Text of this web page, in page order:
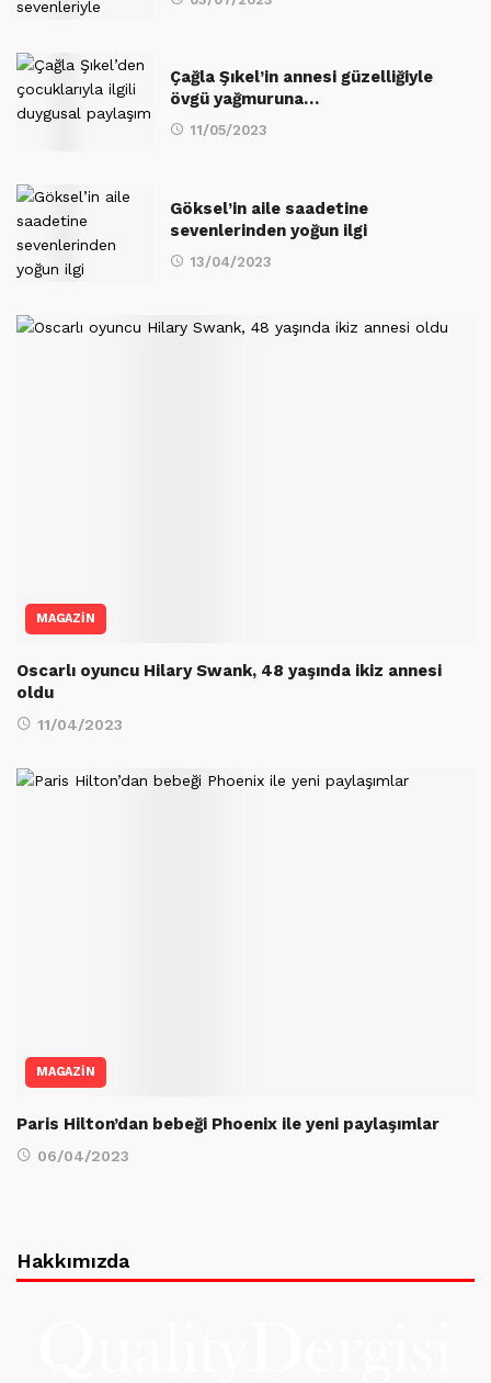
Çağla Şıkel’in annesi güzelliğiyle
övgü yağmuruna…
11/05/2023
Göksel’in aile saadetine
sevenlerinden yoğun ilgi
13/04/2023
MAGAZİN
Oscarlı oyuncu Hilary Swank, 48 yaşında ikiz annesi
oldu
11/04/2023
MAGAZİN
Paris Hilton’dan bebeği Phoenix ile yeni paylaşımlar
06/04/2023
Hakkımızda